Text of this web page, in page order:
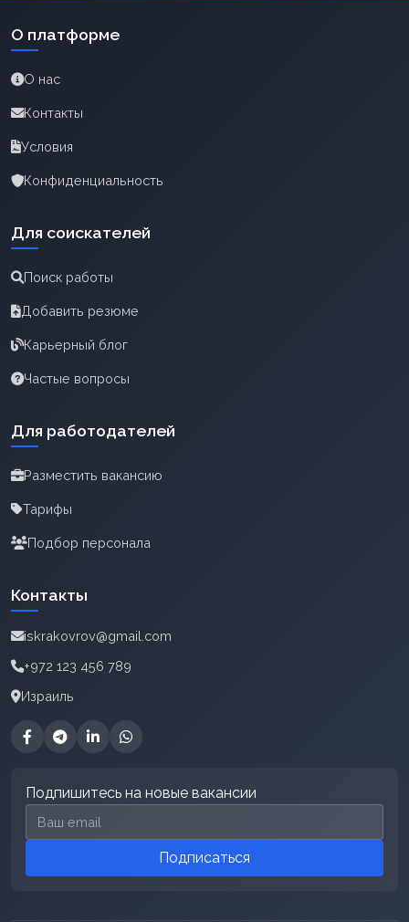
О платформе
О нас
Контакты
Условия
Конфиденциальность
Для соискателей
Поиск работы
Добавить резюме
Карьерный блог
Частые вопросы
Для работодателей
Разместить вакансию
Тарифы
Подбор персонала
Контакты
iskrakovrov@gmail.com
+972 123 456 789
Израиль
Подпишитесь на новые вакансии
Email для подписки
Подписаться